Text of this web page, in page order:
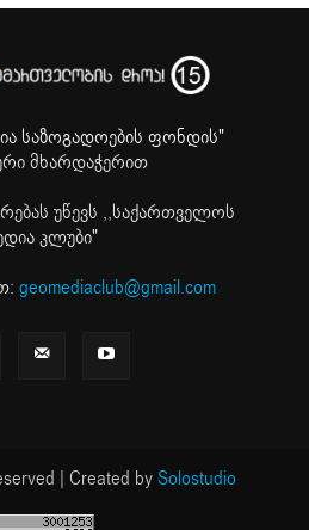
საზოგადოების ფონდის"
მხარდაჭერით
უწევს ,,საქართველოს
კლუბი"
geomediaclub@gmail.com
| Created bySolostudio